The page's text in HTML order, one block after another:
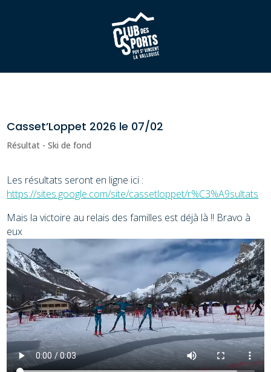
Casset’Loppet 2026 le 07/02
Résultat - Ski de fond
Les résultats seront en ligne ici :
https://sites.google.com/site/cassetloppet/r%C3%A9sultats
Mais la victoire au relais des familles est déjà là !! Bravo à
eux